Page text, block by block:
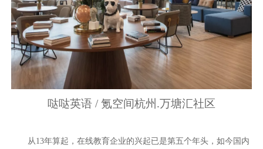
哒哒英语 / 氪空间杭州 .万塘汇社区
从13年算起，在线教育企业的兴起已是第五个年头，如今国内